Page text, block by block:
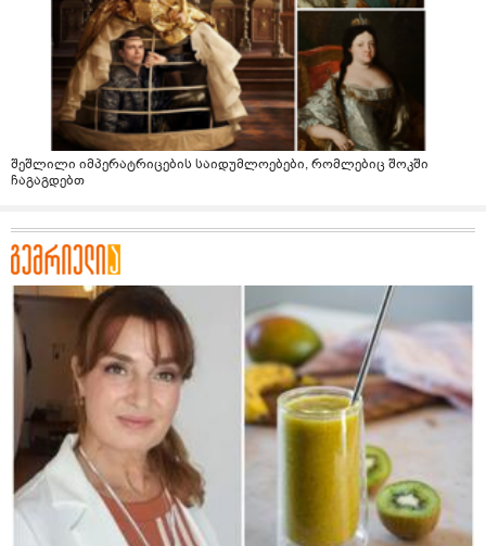
შეშლილი იმპერატრიცების საიდუმლოებები, რომლებიც შოკში
ჩაგაგდებთ